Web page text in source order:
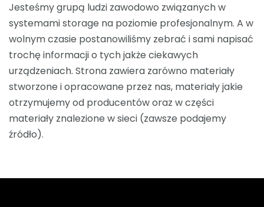
Jesteśmy grupą ludzi zawodowo związanych w
systemami storage na poziomie profesjonalnym. A w
wolnym czasie postanowiliśmy zebrać i sami napisać
trochę informacji o tych jakże ciekawych
urządzeniach. Strona zawiera zarówno materiały
stworzone i opracowane przez nas, materiały jakie
otrzymujemy od producentów oraz w części
materiały znalezione w sieci (zawsze podajemy
źródło).